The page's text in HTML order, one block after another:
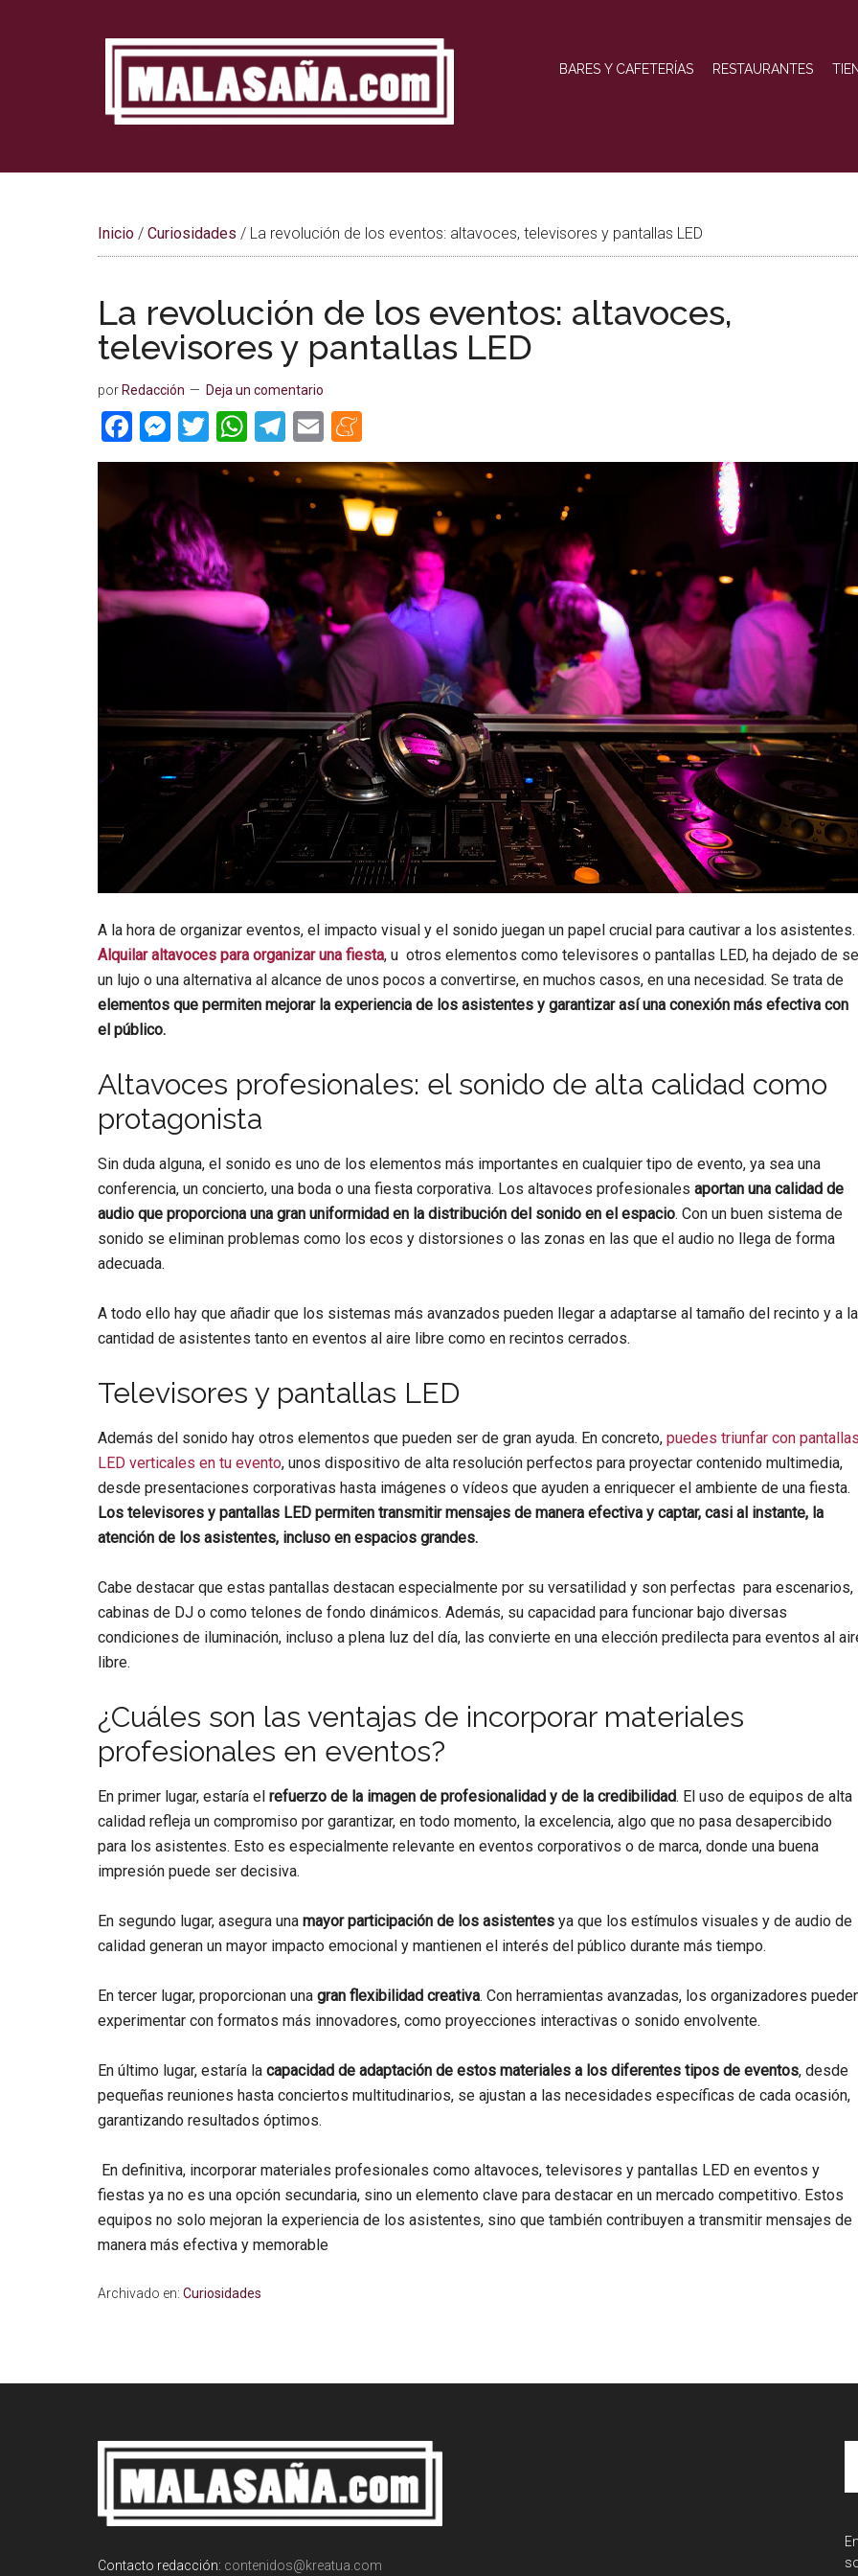
BARES Y CAFETERÍAS RESTAURANTES
Inicio / Curiosidades / La revolución de los eventos: altavoces, televisores y pantallas LED
La revolución de los eventos: altavoces,
televisores y pantallas LED
por Redacción Deja un comentario
Facebook
Messenger
Twitter
WhatsApp
Telegram
Email
A la hora de organizar eventos, el impacto visual y el sonido juegan un papel crucial para cautivar a los asistentes.
Alquilar altavoces para organizar una fiesta, u otros elementos como televisores o pantallas LED, ha dejado de
un lujo o una alternativa al alcance de unos pocos a convertirse, en muchos casos, en una necesidad. Se trata de
elementos que permiten mejorar la experiencia de los asistentes y garantizar así una conexión más efectiva con
el público.
Altavoces profesionales: el sonido de alta calidad como
protagonista
Sin duda alguna, el sonido es uno de los elementos más importantes en cualquier tipo de evento, ya sea una
conferencia, un concierto, una boda o una fiesta corporativa. Los altavoces profesionales aportan una calidad de
audio que proporciona una gran uniformidad en la distribución del sonido en el espacio. Con un buen sistema de
sonido se eliminan problemas como los ecos y distorsiones o las zonas en las que el audio no llega de forma
adecuada.
A todo ello hay que añadir que los sistemas más avanzados pueden llegar a adaptarse al tamaño del recinto y a la
cantidad de asistentes tanto en eventos al aire libre como en recintos cerrados.
Televisores y pantallas LED
Además del sonido hay otros elementos que pueden ser de gran ayuda. En concreto, puedes triunfar con
LED verticales en tu evento, unos dispositivo de alta resolución perfectos para proyectar contenido multimedia,
desde presentaciones corporativas hasta imágenes o vídeos que ayuden a enriquecer el ambiente de una fiesta.
Los televisores y pantallas LED permiten transmitir mensajes de manera efectiva y captar, casi al instante, la
atención de los asistentes, incluso en espacios grandes.
Cabe destacar que estas pantallas destacan especialmente por su versatilidad y son perfectas para escenarios,
cabinas de DJ o como telones de fondo dinámicos. Además, su capacidad para funcionar bajo diversas
condiciones de iluminación, incluso a plena luz del día, las convierte en una elección predilecta para eventos al
libre.
¿Cuáles son las ventajas de incorporar materiales
profesionales en eventos?
En primer lugar, estaría el refuerzo de la imagen de profesionalidad y de la credibilidad. El uso de equipos de alta
calidad refleja un compromiso por garantizar, en todo momento, la excelencia, algo que no pasa desapercibido
para los asistentes. Esto es especialmente relevante en eventos corporativos o de marca, donde una buena
impresión puede ser decisiva.
En segundo lugar, asegura una mayor participación de los asistentes ya que los estímulos visuales y de audio de
calidad generan un mayor impacto emocional y mantienen el interés del público durante más tiempo.
En tercer lugar, proporcionan una gran flexibilidad creativa. Con herramientas avanzadas, los organizadores
experimentar con formatos más innovadores, como proyecciones interactivas o sonido envolvente.
En último lugar, estaría la capacidad de adaptación de estos materiales a los diferentes tipos de eventos, desde
pequeñas reuniones hasta conciertos multitudinarios, se ajustan a las necesidades específicas de cada ocasión,
garantizando resultados óptimos.
En definitiva, incorporar materiales profesionales como altavoces, televisores y pantallas LED en eventos y
fiestas ya no es una opción secundaria, sino un elemento clave para destacar en un mercado competitivo. Estos
equipos no solo mejoran la experiencia de los asistentes, sino que también contribuyen a transmitir mensajes de
manera más efectiva y memorable
Archivado en: Curiosidades
del
lector
Contacto redacción: contenidos@kreatua.com